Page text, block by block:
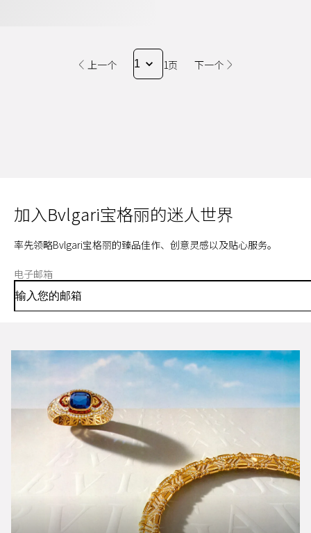
上一个 1页 下一个
加入Bvlgari宝格丽的迷人世界
率先领略Bvlgari宝格丽的臻品佳作、创意灵感以及贴心服务。
电子邮箱